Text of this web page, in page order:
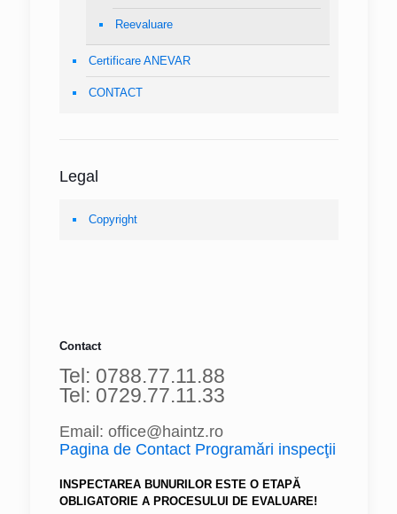
Reevaluare
Certificare ANEVAR
CONTACT
Legal
Copyright
Contact
Tel: 0788.77.11.88
Tel: 0729.77.11.33
Email: office@haintz.ro
Pagina de Contact Programări inspecţii
INSPECTAREA BUNURILOR ESTE O ETAPĂ
OBLIGATORIE A PROCESULUI DE EVALUARE!